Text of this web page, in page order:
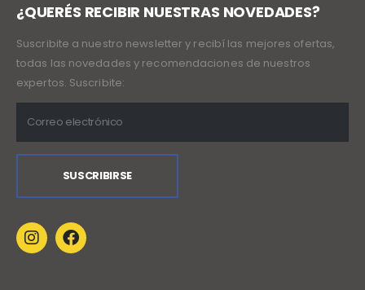
¿QUERÉS RECIBIR NUESTRAS NOVEDADES?
Suscribite a nuestro newsletter y recibí las mejores ofertas,
todas las novedades y recomendaciones de nuestros
expertos. Suscribite: